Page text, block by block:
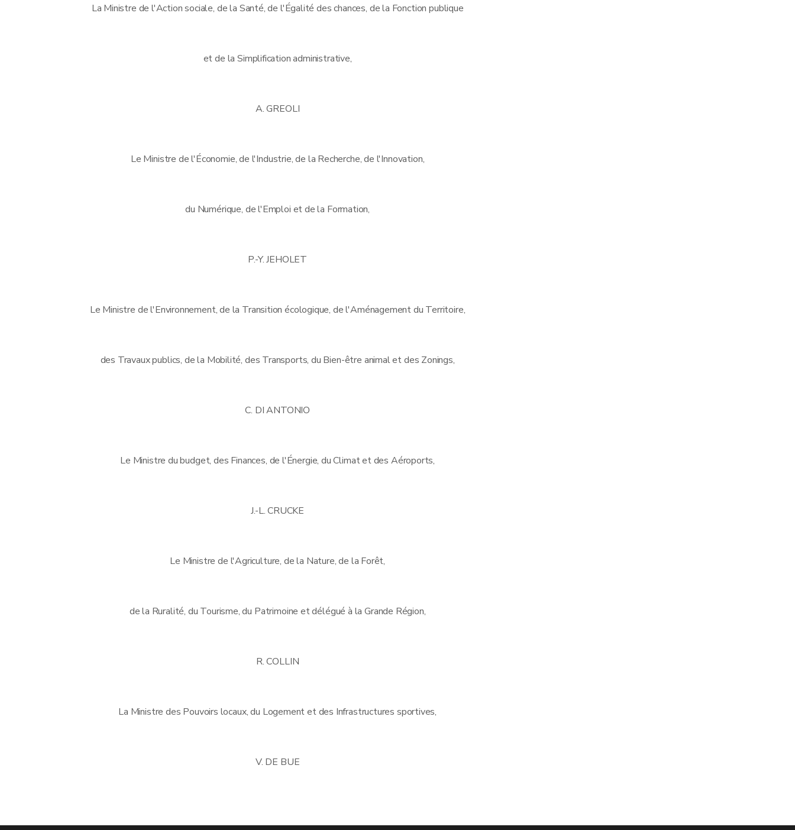
La Ministre de l'Action sociale, de la Santé, de l'Égalité des chances, de la Fonction publique
et de la Simplification administrative,
A. GREOLI
Le Ministre de l'Économie, de l'Industrie, de la Recherche, de l'Innovation,
du Numérique, de l'Emploi et de la Formation,
P.-Y. JEHOLET
Le Ministre de l'Environnement, de la Transition écologique, de l'Aménagement du Territoire,
des Travaux publics, de la Mobilité, des Transports, du Bien-être animal et des Zonings,
C. DI ANTONIO
Le Ministre du budget, des Finances, de l'Énergie, du Climat et des Aéroports,
J.-L. CRUCKE
Le Ministre de l'Agriculture, de la Nature, de la Forêt,
de la Ruralité, du Tourisme, du Patrimoine et délégué à la Grande Région,
R. COLLIN
La Ministre des Pouvoirs locaux, du Logement et des Infrastructures sportives,
V. DE BUE